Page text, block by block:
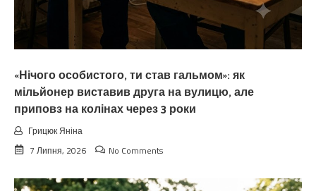
«Нічого особистого, ти став гальмом»: як
мільйонер виставив друга на вулицю, але
приповз на колінах через 3 роки
Грицюк Яніна
7 Липня, 2026
No Comments